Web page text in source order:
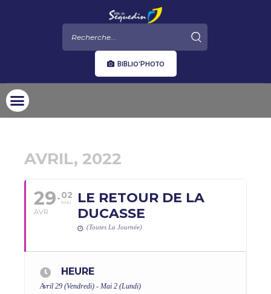
BIBLIO'PHOTO
AVRIL, 2022
29
AVR
02
MAI
LE RETOUR DE LA
DUCASSE
(Toutes La Journée)
HEURE
Avril 29 (Vendredi) - Mai 2 (Lundi)